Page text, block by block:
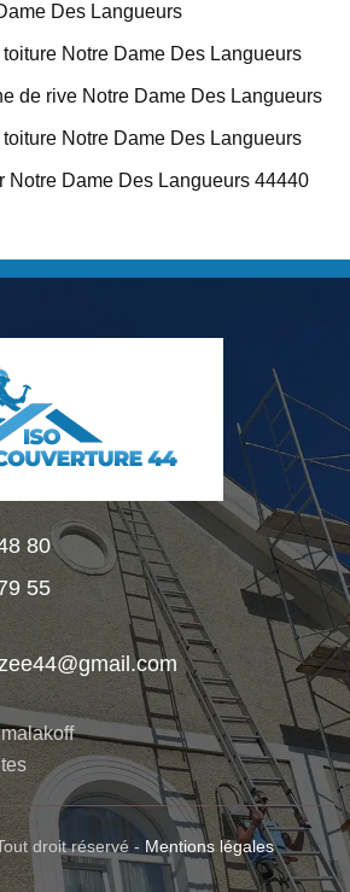
Des Langueurs
Notre Dame Des Langueurs
de rive Notre Dame Des Langueurs
Notre Dame Des Langueurs
Notre Dame Des Langueurs 44440
80
55
droit réservé - Mentions légales